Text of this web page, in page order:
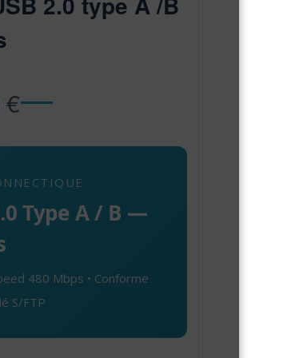
€
Type A / B —
480 Mbps • Conforme
S/FTP